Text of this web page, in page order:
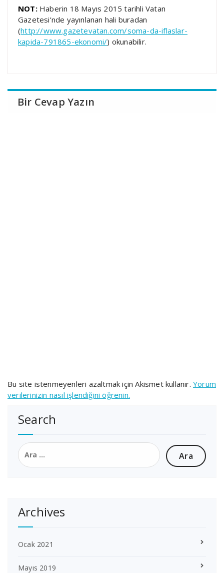
NOT: Haberin 18 Mayıs 2015 tarihli Vatan
Gazetesi’nde yayınlanan hali buradan
(http://www.gazetevatan.com/soma-da-iflaslar-
kapida-791865-ekonomi/) okunabilir.
Bir Cevap Yazın
Bu site istenmeyenleri azaltmak için Akismet kullanır.Yorum
verilerinizin nasıl işlendiğini öğrenin.
Search
Arama:
Archives
Ocak 2021
Mayıs 2019